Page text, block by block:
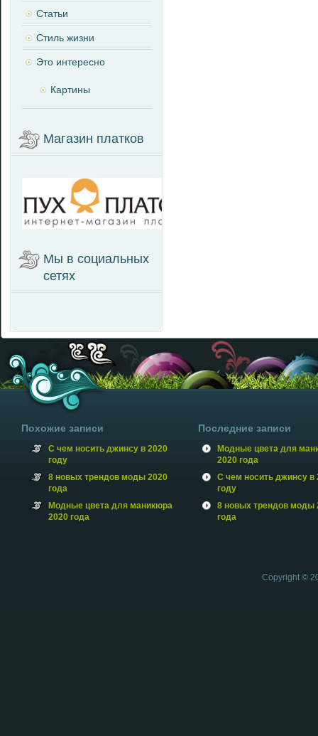
Статьи
Стиль жизни
Это интересно
Картины
Магазин платков
Мы в социальных
сетях
Похожие записи
С чем носить джинсу в 2020
году
8 новых трендов моды 2020
года
Модные цвета для маникюра
2020 года
Последние записи
Модные цвета для
2020 года
С чем носить джинсу в
году
8 новых трендов моды
года
Copyright ©